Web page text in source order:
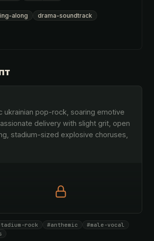
along drama-soundtrack
delivery with slight grit, open
промпт доступен по коду
+ 🧪 Лаборатория + 50 𝄞 в месяц
rock #anthemic
#male-vocal